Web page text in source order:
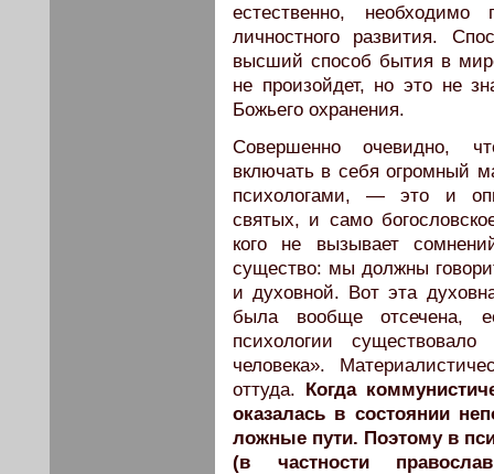
естественно, необходимо
личностного развития.
высший способ бытия в
не произойдет, но это не
Божьего охранения.
Совершенно очевидно,
включать в себя огромный
психологами, — это и
святых, и само
кого не вызывает
существо: мы должны
и духовной. Вот эта
была вообще отсечена,
психологии
человека».
оттуда. Когда
оказалась в состоянии
ложные пути. Поэтому в
(в частности